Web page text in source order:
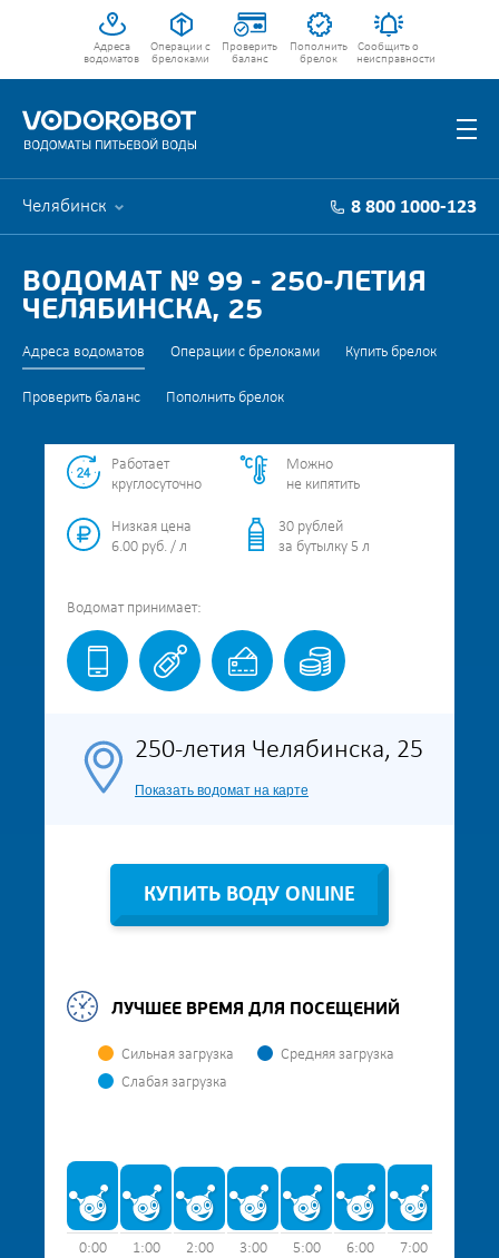
Адреса
водоматов
Операции с
брелоками
Проверить
баланс
Пополнить
брелок
Сообщить о
неисправности
Челябинск 8 800 1000-123
ВОДОМАТ № 99 - 250-ЛЕТИЯ
ЧЕЛЯБИНСКА, 25
Адреса водоматов Операции с брелоками Купить брелок
Проверить баланс Пополнить брелок
Работает
круглосуточно
Можно
не кипятить
Низкая цена
6.00 руб. / л
30 рублей
за бутылку 5 л
Водомат принимает:
250-летия Челябинска, 25
Показать водомат на карте
КУПИТЬ ВОДУ ONLINE
ЛУЧШЕЕ ВРЕМЯ ДЛЯ ПОСЕЩЕНИЙ
Сильная загрузка
Средняя загрузка
Слабая загрузка
0:00 1:00 2:00 3:00 5:00 6:00 7:00